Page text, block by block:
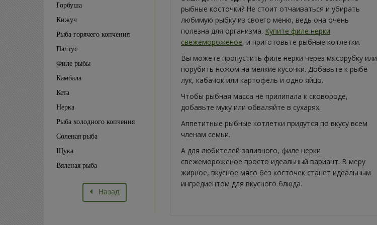
Горбуша
Кижуч
Рыба горячего копчения
Палтус
Филе рыбы
Камбала
Кета
Нерка
Рыба холодного копчения
Соленая рыба
Щука
Вяленая рыба
Назад
рыбные косточки? Не стоит отчаиваться и убирать
любимую рыбку из своего меню, ведь она очень
полезна для организма. Купите филе нерки
свежемороженое, и приготовьте рыбные котлетки.
Вы можете пропустить филе нерки через мясорубку или
порубить ножом на мелкие кусочки. Добавьте к рыбе
лук, кабачок или картофель и одно яйцо.
Чтобы рыбная масса не прилипала к сковороде,
добавьте муку или обваляйте в сухарях.
Аппетитные рыбные котлетки придутся по вкусу всем
членам семьи.
А для любителей заливного, филе нерки
свежемороженое просто идеальный вариант. В меру
жирное, вкусное мясо без косточек станет идеальным
ингредиентом для вкусного блюда.